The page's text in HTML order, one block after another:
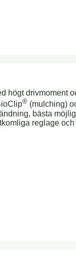
högt drivmoment
® (mulching)
bästa
reglage